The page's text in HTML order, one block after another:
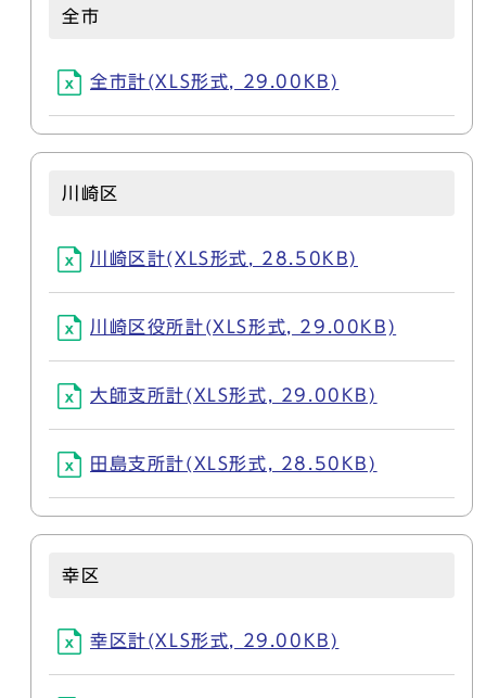
全市
全市計(XLS形式, 29.00KB)
川崎区
川崎区計(XLS形式, 28.50KB)
川崎区役所計(XLS形式, 29.00KB)
大師支所計(XLS形式, 29.00KB)
田島支所計(XLS形式, 28.50KB)
幸区
幸区計(XLS形式, 29.00KB)